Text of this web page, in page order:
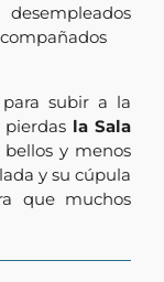
para subir a la
pierdas la Sala
y menos
y su cúpula
que muchos